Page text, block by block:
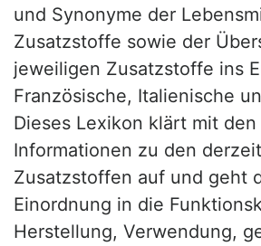
und Synonyme der
Zusatzstoffe sowie der
jeweiligen Zusatzstoffe ins
Französische, Italienische
Dieses Lexikon klärt mit
Informationen zu den
Zusatzstoffen auf und geht
Einordnung in die
Herstellung, Verwendung,